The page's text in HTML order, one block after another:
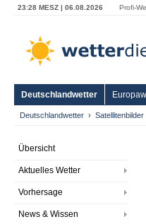
23:28 MESZ | 06.08.2026 Profi-
Deutschlandwetter
Deutschlandwetter Satellitenbilder
Übersicht
Aktuelles Wetter
Vorhersage
News & Wissen